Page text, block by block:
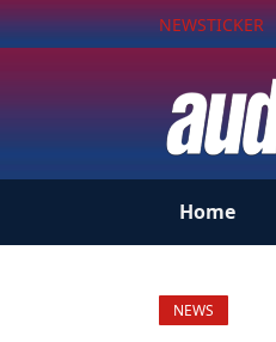
NEWSTICKER
Home
NEWS